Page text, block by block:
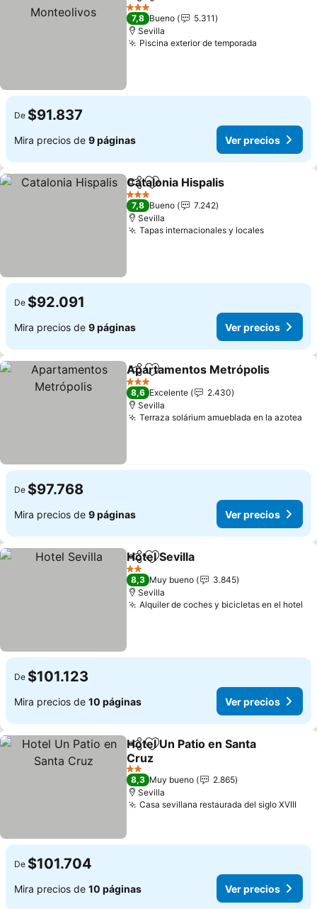
3 Estrellas
7,8 Bueno
5.311
Sevilla
Piscina exterior de temporada
De $91.837
Mira precios de 9 páginas Ver precios
CompartirAgregar a favoritos
Catalonia Hispalis
3 Estrellas
7,8 Bueno
7.242
Sevilla
Tapas internacionales y localesVer
De $92.091
Mira precios de 9 páginas Ver precios
CompartirAgregar a favoritos
Apartamentos Metrópolis
3 Estrellas
8,6 Excelente
2.430
Sevilla
Terraza solárium amueblada en la azotea
De $97.768
Mira precios de 9 páginas Ver precios
CompartirAgregar a favoritos
Hotel Sevilla
2 Estrellas
8,3 Muy bueno
3.845
Sevilla
Alquiler de coches y bicicletas en el hotel
De $101.123
Mira precios de 10 páginas Ver precios
CompartirAgregar a favoritos
Hotel Un Patio en Santa
Cruz
Ver precios
2 Estrellas
8,3 Muy bueno
2.865
Sevilla
Casa sevillana restaurada del siglo XVIII
De $101.704
Mira precios de 10 páginas Ver precios